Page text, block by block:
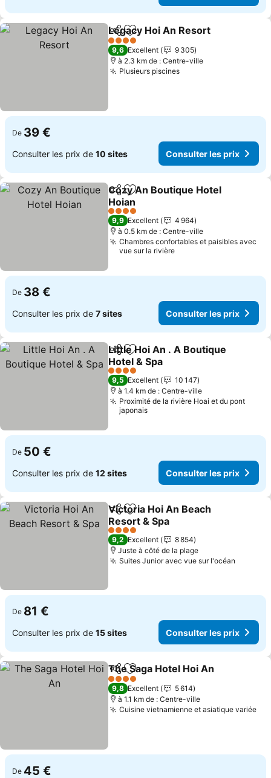
PartagerAjouter à mes favoris
Legacy Hoi An Resort
4 Étoiles
9,6 Excellent
9 305
à 2.3 km de : Centre-ville
Plusieurs piscines
De 39 €
Consulter les prix de 10 sites Consulter les prix
PartagerAjouter à mes favoris
Cozy An Boutique Hotel
Hoian
4 Étoiles
9,9 Excellent
4 964
à 0.5 km de : Centre-ville
Chambres confortables et paisibles avec
vue sur la rivière
De 38 €
Consulter les prix de 7 sites Consulter les prix
PartagerAjouter à mes favoris
Little Hoi An . A Boutique
Hotel & Spa
4 Étoiles
9,5 Excellent
10 147
à 1.4 km de : Centre-ville
Proximité de la rivière Hoai et du pont
japonais
De 50 €
Consulter les prix de 12 sites Consulter les prix
PartagerAjouter à mes favoris
Victoria Hoi An Beach
Resort & Spa
4 Étoiles
9,2 Excellent
8 854
Juste à côté de la plage
Suites Junior avec vue sur l'océan
De 81 €
Consulter les prix de 15 sites Consulter les prix
PartagerAjouter à mes favoris
The Saga Hotel Hoi An
4 Étoiles
9,8 Excellent
5 614
à 1.1 km de : Centre-ville
Cuisine vietnamienne et asiatique variée
De 45 €